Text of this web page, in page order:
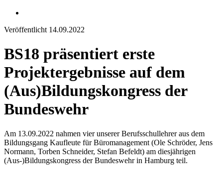
Veröffentlicht 14.09.2022
BS18 präsentiert erste
Projektergebnisse auf dem
(Aus)Bildungskongress der
Bundeswehr
Am 13.09.2022 nahmen vier unserer Berufsschullehrer aus dem
Bildungsgang Kaufleute für Büromanagement (Ole Schröder, Jens
Normann, Torben Schneider, Stefan Befeldt) am diesjährigen
(Aus-)Bildungskongress der Bundeswehr in Hamburg teil.